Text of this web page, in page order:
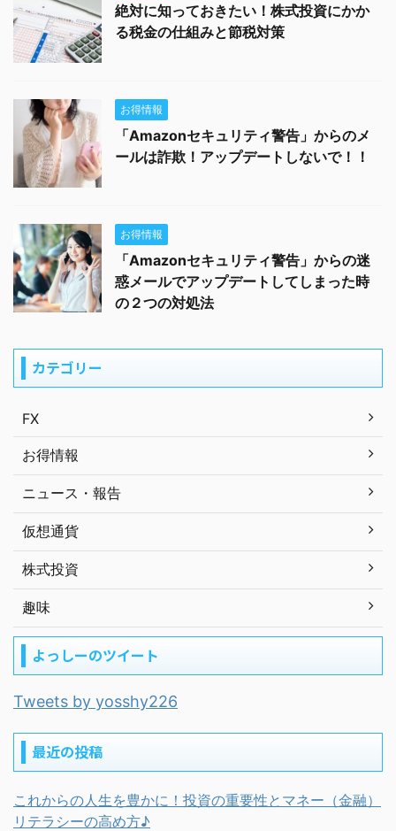
絶対に知っておきたい！株式投資にかか
る税金の仕組みと節税対策
お得情報
「Amazonセキュリティ警告」からのメ
ールは詐欺！アップデートしないで！！
お得情報
「Amazonセキュリティ警告」からの迷
惑メールでアップデートしてしまった時
の２つの対処法
カテゴリー
FX
お得情報
ニュース・報告
仮想通貨
株式投資
趣味
よっしーのツイート
Tweets by yosshy226
最近の投稿
これからの人生を豊かに！投資の重要性とマネー（金融）
リテラシーの高め方♪